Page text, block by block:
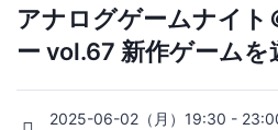
アナログゲームナイト
ー vol.67 新作ゲームを
2025-06-02（月）19:30 -